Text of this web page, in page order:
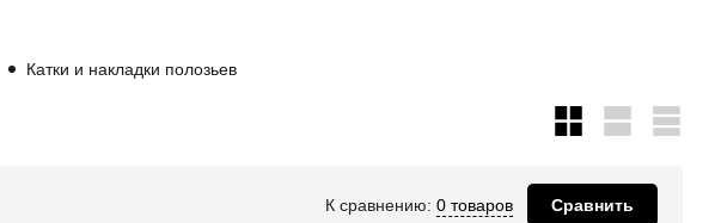
Катки и накладки полозьев
К сравнению: 0 товаров Сравнить